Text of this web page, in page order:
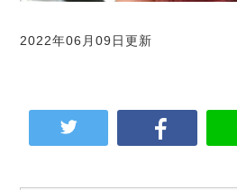
2022年06月09日更新